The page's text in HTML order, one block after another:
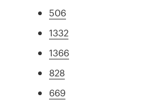
506
1332
1366
828
669